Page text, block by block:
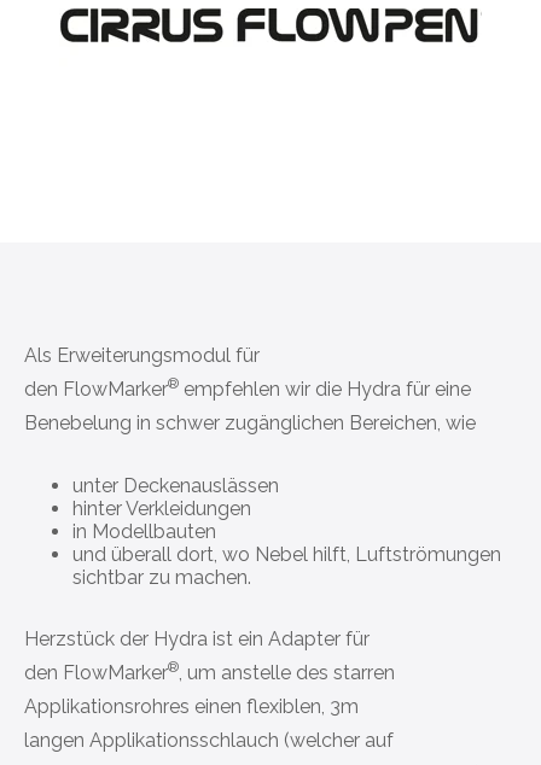
Als Erweiterungs­modul für
den FlowMarker® empfehlen wir die Hydra für eine
Benebelung in schwer zugänglichen Bereichen, wie
unter Deckenaus­lässen
hinter Verkleidungen
in Modellbauten
und überall dort, wo Nebel hilft, Luftströmungen
sichtbar zu machen.
Herzstück der Hydra ist ein Adapter für
den FlowMarker®, um anstelle des starren
Applikationsrohres einen flexiblen, 3m
langen Applikationsschlauch (welcher auf